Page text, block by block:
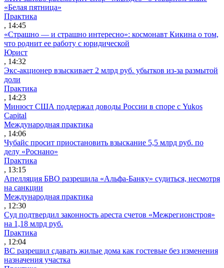
«Белая пятница»
Практика
, 14:45
«Страшно — и страшно интересно»: космонавт Кикина о том,
что роднит ее работу с юридической
Юрист
, 14:32
Экс-акционер взыскивает 2 млрд руб. убытков из-за размытой
доли
Практика
, 14:23
Минюст США поддержал доводы России в споре с Yukos
Capital
Международная практика
, 14:06
Чубайс просит приостановить взыскание 5,5 млрд руб. по
делу «Роснано»
Практика
, 13:15
Апелляция БВО разрешила «Альфа-Банку» судиться, несмотря
на санкции
Международная практика
, 12:30
Суд подтвердил законность ареста счетов «Межрегионстроя»
на 1,18 млрд руб.
Практика
, 12:04
ВС разрешил сдавать жилые дома как гостевые без изменения
назначения участка